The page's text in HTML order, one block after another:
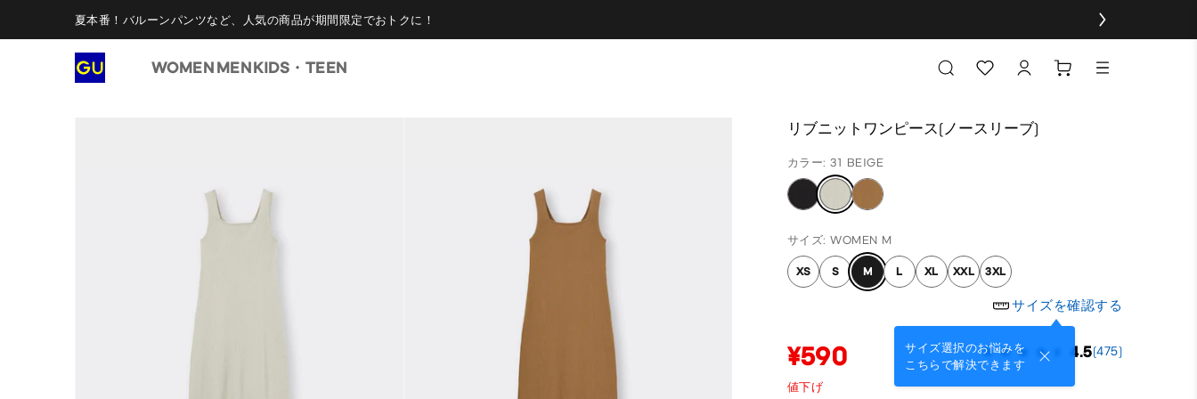
夏本番！バルーンパンツなど、人気の商品が期間限定でおトクに！
WOMEN MENKIDS・TEEN
リブニットワンピース(ノースリーブ)
カラー: 31 BEIGE
サイズ: WOMEN M
XS S M L XL XXL 3XL
サイズを確認する
サイズ選択のお悩みを
こちらで解決できます
¥590 4.5(475)
値下げ